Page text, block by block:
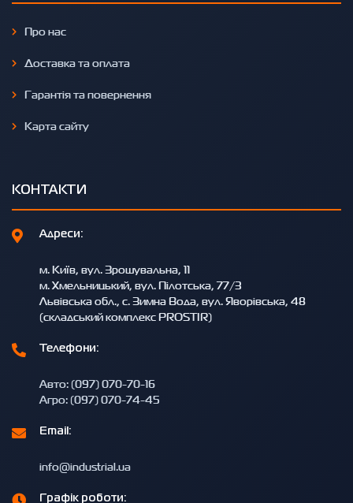
Про нас
Доставка та оплата
Гарантія та повернення
Карта сайту
КОНТАКТИ
Адреси:
м. Київ, вул. Зрошувальна, 11
м. Хмельницький, вул. Пілотська, 77/3
Львівська обл., с. Зимна Вода, вул. Яворівська, 48
(складський комплекс PROSTIR)
Телефони:
Авто: (097) 070-70-16
Агро: (097) 070-74-45
Email:
info@industrial.ua
Графік роботи: